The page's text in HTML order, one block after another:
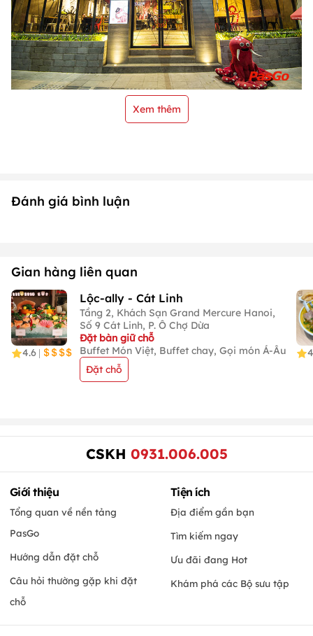
Xem thêm
Đánh giá bình luận
Gian hàng liên quan
4.6 |
Lộc-ally - Cát Linh
Tầng 2, Khách Sạn Grand Mercure Hanoi,
Số 9 Cát Linh, P. Ô Chợ Dừa
Đặt bàn giữ chỗ
Buffet Món Việt, Buffet chay, Gọi món Á-Âu
Đặt chỗ
4
CSKH 0931.006.005
Giới thiệu
Tổng quan về nền tảng
PasGo
Hướng dẫn đặt chỗ
Câu hỏi thường gặp khi đặt
chỗ
Tiện ích
Địa điểm gần bạn
Tìm kiếm ngay
Ưu đãi đang Hot
Khám phá các Bộ sưu tập